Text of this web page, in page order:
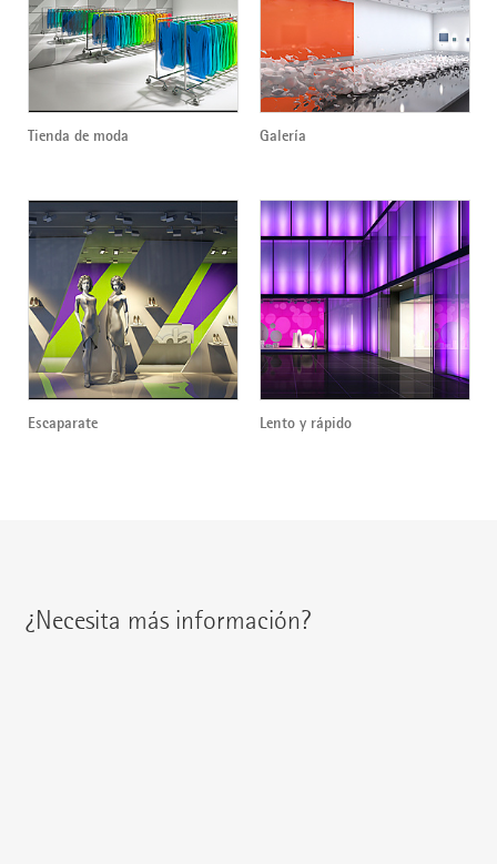
Tienda de moda Galería
Escaparate Lento y rápido
¿Necesita más información?